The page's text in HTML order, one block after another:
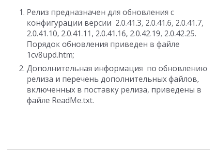
Релиз предназначен для обновления с
конфигурации версии 2.0.41.3, 2.0.41.6, 2.0.41.7,
2.0.41.10, 2.0.41.11, 2.0.41.16, 2.0.42.19, 2.0.42.25.
Порядок обновления приведен в файле
1cv8upd.htm;
Дополнительная информация по обновлению
релиза и перечень дополнительных файлов,
включенных в поставку релиза, приведены в
файле ReadMe.txt.